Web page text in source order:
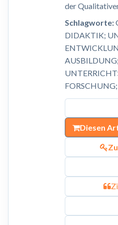
der
Schlagworte:
DIDAKTIK;
AUSBILDUNG;
FORSCHUNG;
Diesen